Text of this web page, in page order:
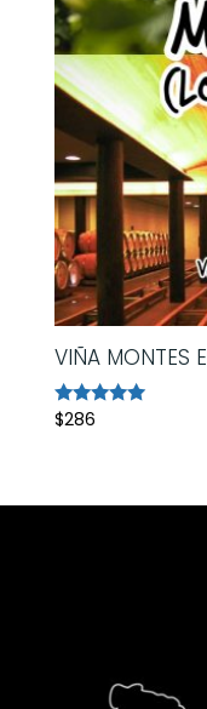
VIÑA MONTES
Avaliação
$286